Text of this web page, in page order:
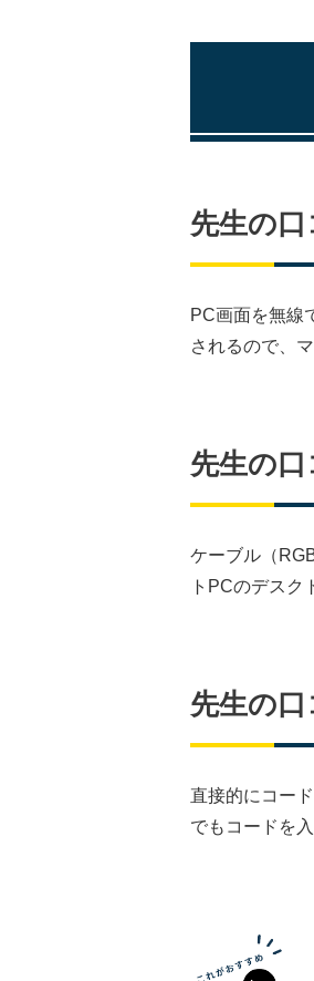
先生の
PC画面を無線
されるので、
先生の
ケーブル（
トPCのデスク
先生の
直接的にコー
でもコードを